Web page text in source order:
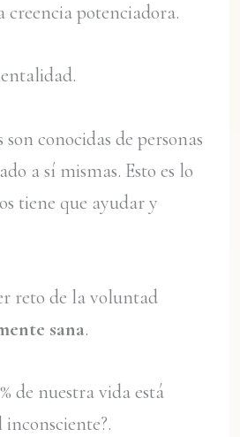
creencia potenciadora.
conocidas de personas
a sí mismas. Esto es lo
tiene que ayudar y
reto de la voluntad
sana.
de nuestra vida está